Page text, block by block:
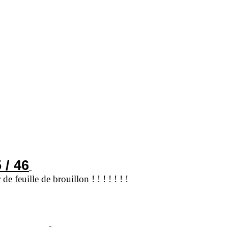
/ 46
de feuille de brouillon ! ! ! ! ! ! !